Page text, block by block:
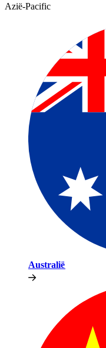
Azië-Pacific​​
Australië​​